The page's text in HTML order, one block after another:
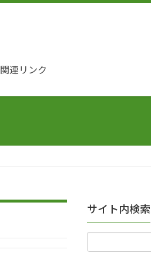
関連リンク
サイト内検索